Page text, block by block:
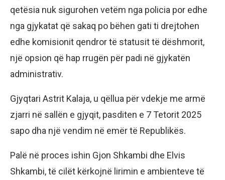
qetësia nuk sigurohen vetëm nga policia por edhe
nga gjykatat që sakaq po bëhen gati ti drejtohen
edhe komisionit qendror të statusit të dëshmorit,
një opsion që hap rrugën për padi në gjykatën
administrativ.
Gjyqtari Astrit Kalaja, u qëllua për vdekje me armë
zjarri në sallën e gjyqit, pasditen e 7 Tetorit 2025
sapo dha një vendim në emër të Republikës.
Palë në proces ishin Gjon Shkambi dhe Elvis
Shkambi, të cilët kërkojnë lirimin e ambienteve të